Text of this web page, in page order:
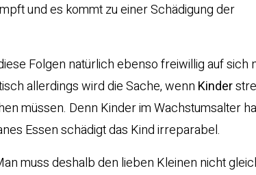
und es kommt zu einer Schädigung der
Folgen natürlich ebenso freiwillig auf sich
allerdings wird die Sache, wenn Kinder
müssen. Denn Kinder im Wachstumsalter
Essen schädigt das Kind irreparabel.
muss deshalb den lieben Kleinen nicht